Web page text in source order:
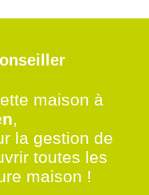
maison à
la gestion de
toutes les
maison !